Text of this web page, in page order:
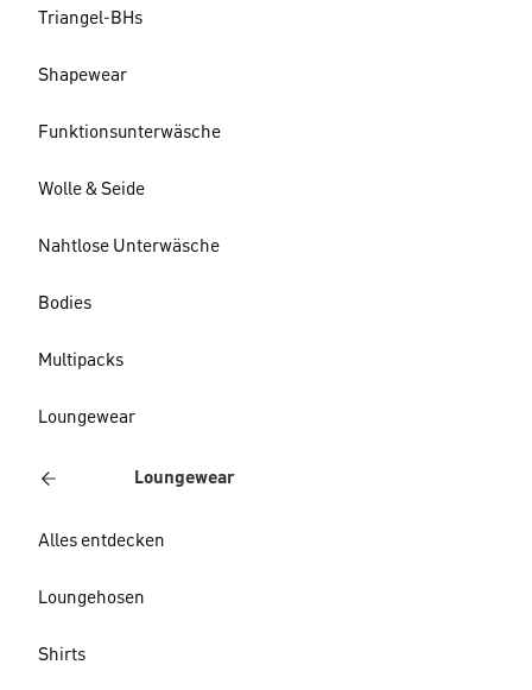
Triangel-BHs
Shapewear
Funktionsunterwäsche
Wolle & Seide
Nahtlose Unterwäsche
Bodies
Multipacks
Loungewear
Loungewear
Alles entdecken
Loungehosen
Shirts